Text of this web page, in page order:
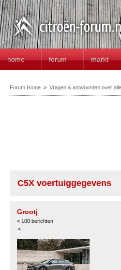
home forum markt
Forum Home > Vragen & antwoorden over
C5X voertuiggegevens
Grootj
< 100 berichten